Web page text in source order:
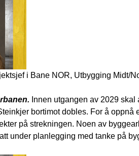
i Bane NOR, Utbygging Midt/
Innen utgangen av 2029
bortimot dobles. For å oppnå
på strekningen. Noen av
under planlegging med tanke på